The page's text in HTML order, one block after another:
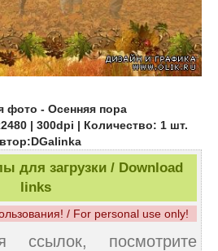
фото - Осенняя пора
| 300dpi | Количество: 1 шт.
для загрузки / Download
links
/ For personal use only!
ссылок, посмотрите